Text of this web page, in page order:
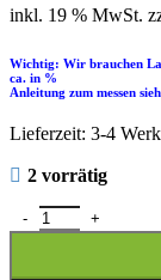
inkl. 19 % MwSt.
Wichtig: Wir brauchen
ca. in %
Anleitung zum messen
Lieferzeit: 3-4
2 vorrätig
1 Paar